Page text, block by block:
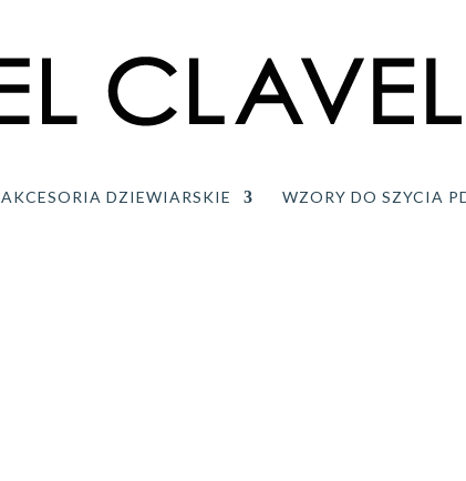
AKCESORIA DZIEWIARSKIE WZORY DO SZYCIA